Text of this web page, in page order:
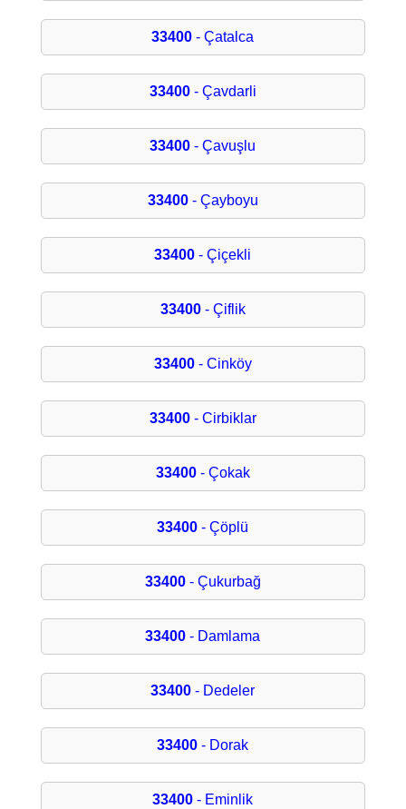
33400 - Çatalca
33400- Çavdarli
33400 - Çavuşlu
33400- Çayboyu
33400 - Çiçekli
33400- Çiflik
33400- Cinköy
33400- Cirbiklar
33400- Çokak
33400 - Çöplü
33400- Çukurbağ
33400 - Damlama
33400 - Dedeler
33400 - Dorak
33400 - Eminlik